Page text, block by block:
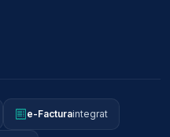
e-Facturaintegrat